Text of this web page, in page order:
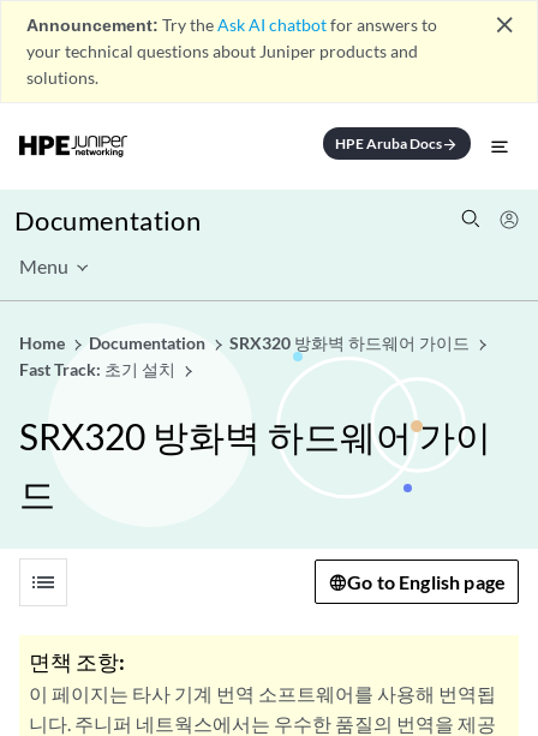
Announcement: Try theAsk AI chatbotfor answers to
your technical questions about Juniper products and
solutions.
close
HPE Aruba Docsarrow_forward
Documentation
Menu
Home Documentation
SRX320 방화벽 하드웨어 가이드
Fast Track: 초기 설치
SRX320 방화벽 하드웨어 가이
드
list Go to English page
면책 조항:
이 페이지는 타사 기계 번역 소프트웨어를 사용해 번역됩
니다. 주니퍼 네트웍스에서는 우수한 품질의 번역을 제공